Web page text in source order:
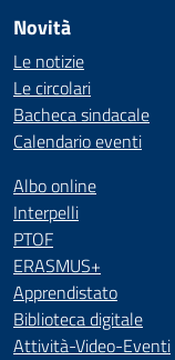
Novità
Le notizie
Le circolari
Bacheca sindacale
Calendario eventi
Albo online
Interpelli
PTOF
ERASMUS+
Apprendistato
Biblioteca digitale
Attività-Video-Eventi